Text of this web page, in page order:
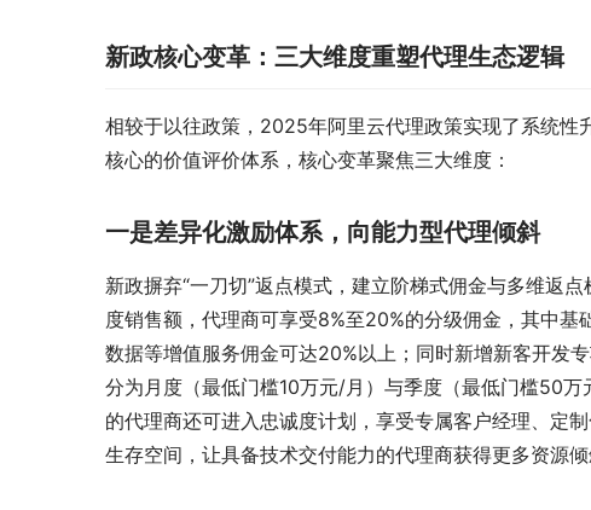
新政核心变革：三大维度重塑代理生态逻辑
相较于以往政策，2025年阿里云代理政策实现了系统性
核心的价值评价体系，核心变革聚焦三大维度：
一是差异化激励体系，向能力型代理倾斜
新政摒弃“一刀切”返点模式，建立阶梯式佣金与多维返
度销售额，代理商可享受8%至20%的分级佣金，其中
数据等增值服务佣金可达20%以上；同时新增新客开发
分为月度（最低门槛10万元/月）与季度（最低门槛50
的代理商还可进入忠诚度计划，享受专属客户经理、定
生存空间，让具备技术交付能力的代理商获得更多资源倾